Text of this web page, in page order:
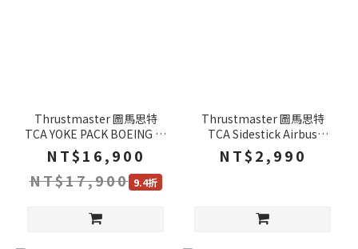
Thrustmaster 圖馬思特
TCA YOKE PACK BOEING 波
音 節流閥套組 飛行搖桿 飛機
搖桿 遊戲手把 PC XBOX
NT$16,900
NT$17,900 9.4折
Thrustmaster 圖馬思特
TCA Sidestick Airbus
Edition 模擬飛行搖桿 飛機
搖桿 PC
NT$2,990